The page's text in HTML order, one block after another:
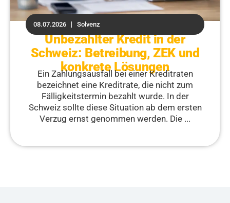
08.07.2026 Solvenz
Unbezahlter Kredit in der
Schweiz: Betreibung, ZEK und
konkrete Lösungen
Ein Zahlungsausfall bei einer Kreditraten
bezeichnet eine Kreditrate, die nicht zum
Fälligkeitstermin bezahlt wurde. In der
Schweiz sollte diese Situation ab dem ersten
Verzug ernst genommen werden. Die ...